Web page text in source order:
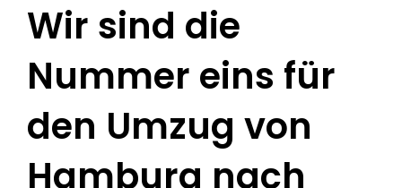
Wir sind die
Nummer eins für
den Umzug von
Hamburg nach